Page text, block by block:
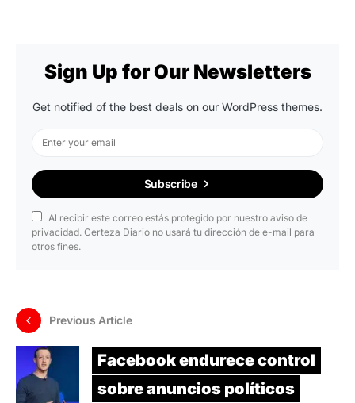
Sign Up for Our Newsletters
Get notified of the best deals on our WordPress themes.
Subscribe
Al recibir este correo estás protegido por nuestro aviso de
privacidad. Certeza Diario no usará tu dirección de e-mail para
otros fines.
Previous Article
Facebook endurece control
sobre anuncios políticos